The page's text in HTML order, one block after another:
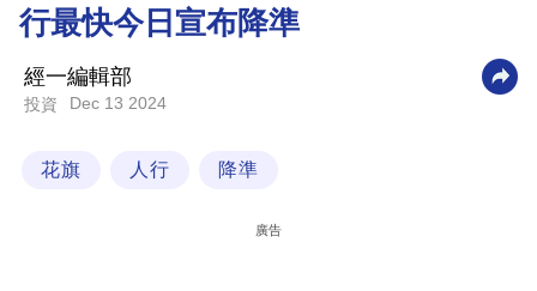
商
科
行最快今日宣布降準
經一編輯部
投資 Dec 13 2024
花旗 人行 降準
廣告